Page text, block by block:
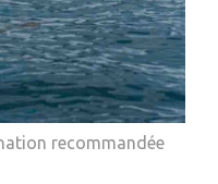
recommandée